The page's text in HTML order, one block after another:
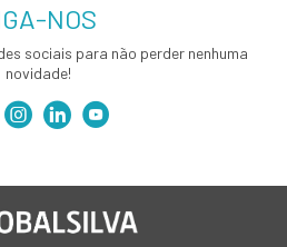
NOS
sociais para não perder nenhuma
novidade!